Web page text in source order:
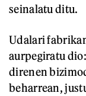
seinalatu ditu.
Udalari
aurpegiratu
direnen
beharrean,